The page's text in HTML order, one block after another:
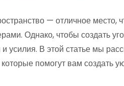
— отличное место,
Однако, чтобы создать
усилия. В этой статье мы
помогут вам создать